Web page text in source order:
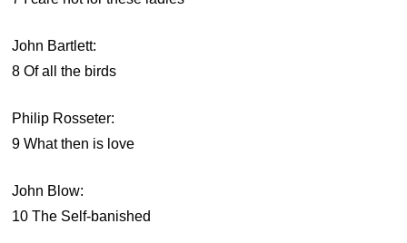
John Bartlett:
8 Of all the birds
Philip Rosseter:
9 What then is love
John Blow:
10 The Self-banished